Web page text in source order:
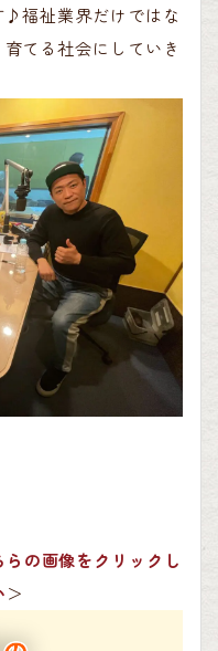
♪福祉業界だけではな
てる社会にしていき
の画像をクリックし
＞